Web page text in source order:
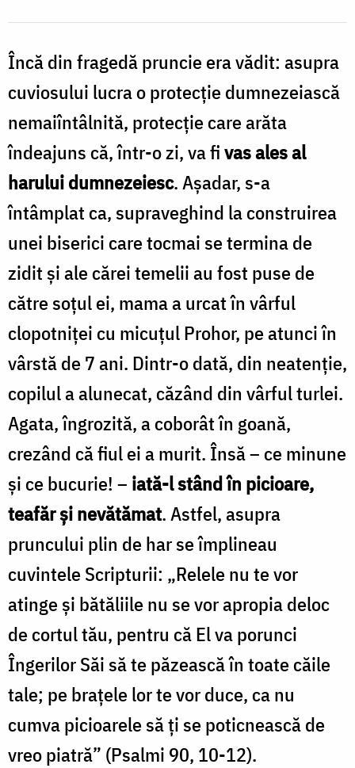
de
la
moarte
în
copilăria
/
Foto:
Oana
Nechifor
Încă din fragedă pruncie era vădit: asupra
cuviosului lucra o protecţie dumnezeiască
nemaiîntâlnită, protecţie care arăta
îndeajuns că, într-o zi, va fivas ales al
harului dumnezeiesc. Aşadar, s-a
întâmplat ca, supraveghind la construirea
unei biserici care tocmai se termina de
zidit și ale cărei temelii au fost puse de
către soţul ei, mama a urcat în vârful
clopotniţei cu micuţul Prohor, pe atunci în
vârstă de 7 ani. Dintr-o dată, din neatenţie,
copilul a alunecat, căzând din vârful turlei.
Agata, îngrozită, a coborât în goană,
crezând că fiul ei a murit. Însă – ce minune
şi ce bucurie! – iată-l stând în picioare,
teafăr şi nevătămat. Astfel, asupra
pruncului plin de har se împlineau
cuvintele Scripturii: „Relele nu te vor
atinge şi bătăliile nu se vor apropia deloc
de cortul tău, pentru că El va porunci
Îngerilor Săi să te păzească în toate căile
tale; pe braţele lor te vor duce, ca nu
cumva picioarele să ţi se poticnească de
vreo piatră” (Psalmi 90, 10-12).